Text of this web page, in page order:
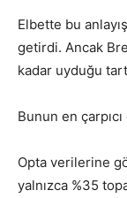
Elbette bu
getirdi. Ancak
kadar uyduğu
Bunun en
Opta verilerine
yalnızca %35